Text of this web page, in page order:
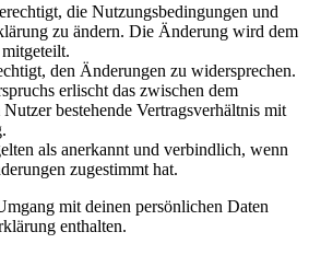
die Nutzungsbedingungen und
zu ändern. Die Änderung wird dem
den Änderungen zu widersprechen.
erlischt das zwischen dem
bestehende Vertragsverhältnis mit
als anerkannt und verbindlich, wenn
zugestimmt hat.
mit deinen persönlichen Daten
enthalten.